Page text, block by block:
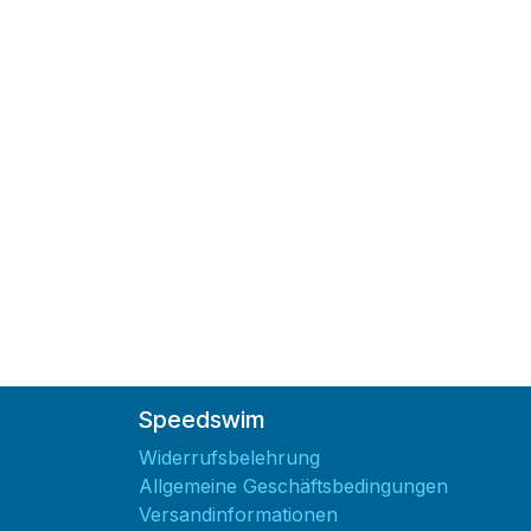
Speedswim
Widerrufsbelehrung
Allgemeine Geschäftsbedingungen
Versandinformationen